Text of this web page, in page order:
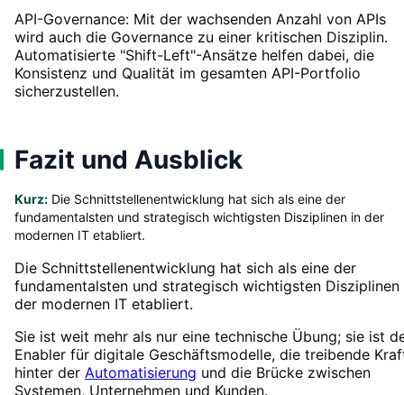
API-Governance: Mit der wachsenden Anzahl von APIs
wird auch die Governance zu einer kritischen Disziplin.
Automatisierte "Shift-Left"-Ansätze helfen dabei, die
Konsistenz und Qualität im gesamten API-Portfolio
sicherzustellen.
Fazit und Ausblick
Kurz: Die Schnittstellenentwicklung hat sich als eine der
fundamentalsten und strategisch wichtigsten Disziplinen in der
modernen IT etabliert.
Die Schnittstellenentwicklung hat sich als eine der
fundamentalsten und strategisch wichtigsten Disziplinen
der modernen IT etabliert.
Sie ist weit mehr als nur eine technische Übung; sie ist
Enabler für digitale Geschäftsmodelle, die treibende
hinter der Automatisierung und die Brücke zwischen
Systemen, Unternehmen und Kunden.